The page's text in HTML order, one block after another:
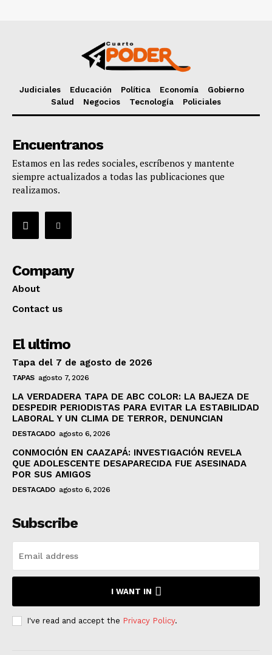
Judiciales Educación Política Economía
Gobierno
Salud
Negocios Tecnología Policiales
Encuentranos
Estamos en las redes sociales, escríbenos y mantente
siempre actualizados a todas las publicaciones que
realizamos.
Company
About
Contact us
El ultimo
Tapa del 7 de agosto de 2026
TAPAS agosto 7, 2026
LA VERDADERA TAPA DE ABC COLOR: LA BAJEZA DE
DESPEDIR PERIODISTAS PARA EVITAR LA ESTABILIDAD
LABORAL Y UN CLIMA DE TERROR, DENUNCIAN
DESTACADO agosto 6, 2026
CONMOCIÓN EN CAAZAPÁ: INVESTIGACIÓN REVELA
QUE ADOLESCENTE DESAPARECIDA FUE ASESINADA
POR SUS AMIGOS
DESTACADO agosto 6, 2026
Subscribe
I WANT IN
I've read and accept the Privacy Policy.